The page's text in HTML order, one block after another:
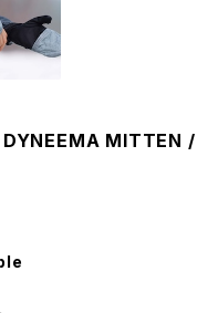
DYNEEMA MITTEN /